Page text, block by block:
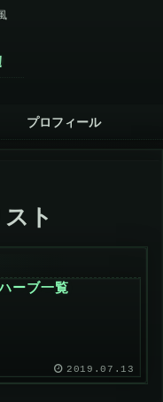
プロフィール
ト
ーブ一覧
2019.07.13